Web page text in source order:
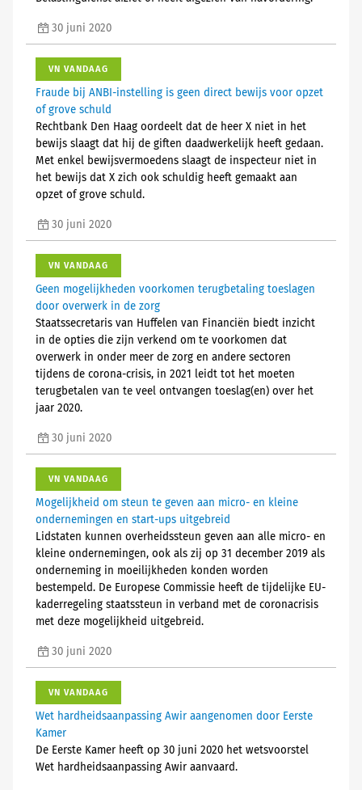
30 juni 2020
VN VANDAAG
Fraude bij ANBI-instelling is geen direct bewijs voor opzet
of grove schuld
Rechtbank Den Haag oordeelt dat de heer X niet in het
bewijs slaagt dat hij de giften daadwerkelijk heeft gedaan.
Met enkel bewijsvermoedens slaagt de inspecteur niet in
het bewijs dat X zich ook schuldig heeft gemaakt aan
opzet of grove schuld.
30 juni 2020
VN VANDAAG
Geen mogelijkheden voorkomen terugbetaling toeslagen
door overwerk in de zorg
Staatssecretaris van Huffelen van Financiën biedt inzicht
in de opties die zijn verkend om te voorkomen dat
overwerk in onder meer de zorg en andere sectoren
tijdens de corona-crisis, in 2021 leidt tot het moeten
terugbetalen van te veel ontvangen toeslag(en) over het
jaar 2020.
30 juni 2020
VN VANDAAG
Mogelijkheid om steun te geven aan micro- en kleine
ondernemingen en start-ups uitgebreid
Lidstaten kunnen overheidssteun geven aan alle micro- en
kleine ondernemingen, ook als zij op 31 december 2019 als
onderneming in moeilijkheden konden worden
bestempeld. De Europese Commissie heeft de tijdelijke EU-
kaderregeling staatssteun in verband met de coronacrisis
met deze mogelijkheid uitgebreid.
30 juni 2020
VN VANDAAG
Wet hardheidsaanpassing Awir aangenomen door Eerste
Kamer
De Eerste Kamer heeft op 30 juni 2020 het wetsvoorstel
Wet hardheidsaanpassing Awir aanvaard.